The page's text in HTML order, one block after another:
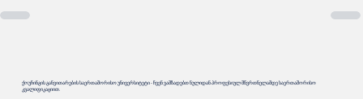
ქოუჩინგის განვითარების საერთაშორისო უნივერსიტეტი - ჩვენ ვამზადებთ ნულიდან პროფესიულ მწვრთნელამდე საერთაშორისო
კვალიფიკაციით.